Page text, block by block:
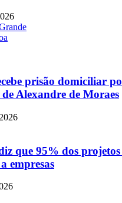
prisão domiciliar
de Alexandre de Moraes
que 95% dos
empresas